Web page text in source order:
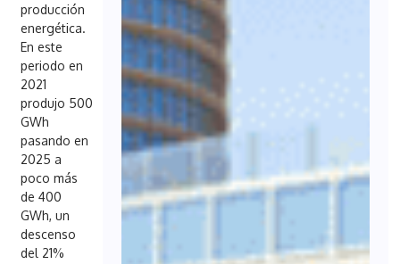
producción
energética.
En este
periodo en
2021
produjo 500
GWh
pasando en
2025 a
poco más
de 400
GWh, un
descenso
del 21%